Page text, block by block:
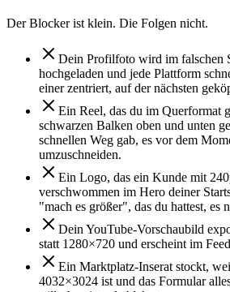
Der Blocker ist klein. Die Folgen nicht.
Dein Profilfoto wird im falschen
hochgeladen und jede Plattform
einer zentriert, auf der nächsten
Ein Reel, das du im Querformat
schwarzen Balken oben und unten
schnellen Weg gab, es vor dem
umzuschneiden.
Ein Logo, das ein Kunde mit
verschwommen im Hero deiner
"mach es größer", das du hattest, es
Dein YouTube-Vorschaubild
statt 1280×720 und erscheint im
Ein Marktplatz-Inserat stockt,
4032×3024 ist und das Formular